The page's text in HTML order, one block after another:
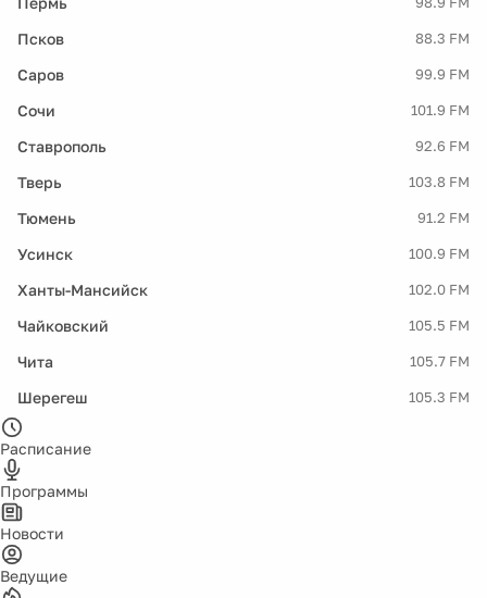
Псков 88.3 FM
Саров 99.9 FM
Сочи 101.9 FM
Ставрополь 92.6 FM
Тверь 103.8 FM
Тюмень 91.2 FM
Усинск 100.9 FM
Ханты-Мансийск 102.0 FM
Чайковский 105.5 FM
Чита 105.7 FM
Шерегеш 105.3 FM
Расписание
Программы
Новости
Ведущие